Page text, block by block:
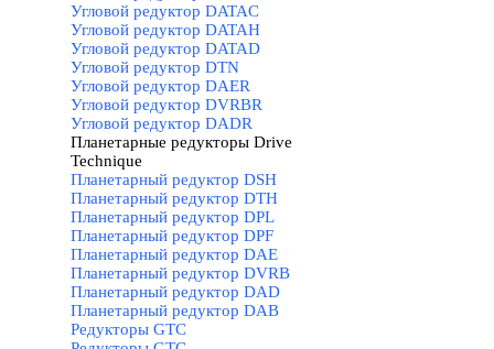
Угловой редуктор DATAC
Угловой редуктор DATAH
Угловой редуктор DATAD
Угловой редуктор DTN
Угловой редуктор DAER
Угловой редуктор DVRBR
Угловой редуктор DADR
Планетарные редукторы Drive
Technique
Планетарный редуктор DSH
Планетарный редуктор DTH
Планетарный редуктор DPL
Планетарный редуктор DPF
Планетарный редуктор DAE
Планетарный редуктор DVRB
Планетарный редуктор DAD
Планетарный редуктор DAB
Редукторы GTC